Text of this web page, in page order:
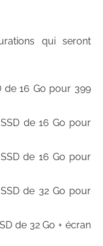
qui seront
de 16 Go pour 399
de 16 Go pour
de 16 Go pour
de 32 Go pour
de 32 Go + écran